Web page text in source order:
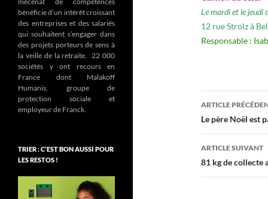
Le mardi et le
12 rue Strolz à
Responsable :
des
articles
ARTICLE
Le père Noël est
ARTICLE SUIVANT
81 kg de collecte
bénéficie d’un intérêt croissant
des entreprises et des salariés
qui souhaitent s’engager dans
des projets porteurs de sens à
la veille de la retraite. 22 000
sociétés y ont recours en
France dont Malakoff
Humanis, groupe de
protection sociale et
employeur de Franck.
TRIER : C’EST BON AUSSI POUR
LES RESTOS !